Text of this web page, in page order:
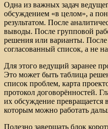
Одна из важных задач
обсуждением «в целом», а
результатом. После
выводы. После групповой
решения или варианты.
согласованный список, а не
Для этого ведущий заранее
Это может быть таблица
список проблем, карта
протокол договорённостей.
их обсуждение превращается
которым можно работать
Полезно завершать блок